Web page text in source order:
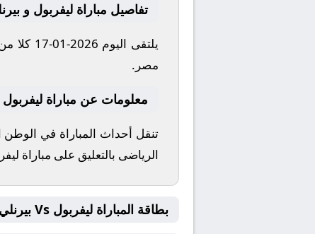
تفاصيل مباراة ليفربول و
مصر.
معلومات عن مباراة ليفربول و
الرياضى بالتعليق على مباراة
بطاقة المباراة ليفربول Vs بيرنلي